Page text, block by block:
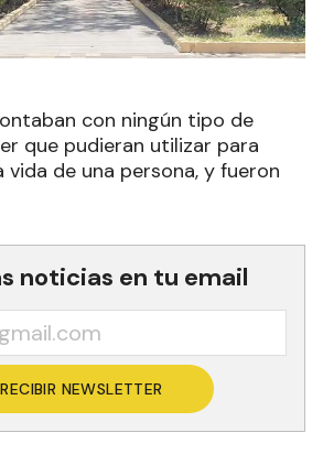
con ningún tipo de
que pudieran utilizar para
de una persona, y fueron
noticias en tu email
RECIBIR NEWSLETTER